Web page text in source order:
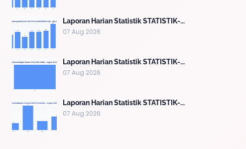
Laporan Harian Statistik STATISTIK-...
07 Aug 2026
Laporan Harian Statistik STATISTIK-...
07 Aug 2026
Laporan Harian Statistik STATISTIK-...
07 Aug 2026